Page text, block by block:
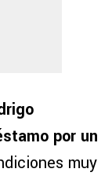
por un
muy